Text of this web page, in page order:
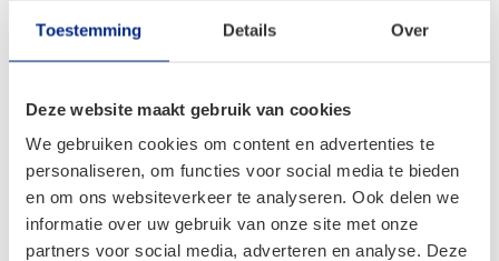
Toestemming Details Over
Deze website maakt gebruik van cookies
We gebruiken cookies om content en advertenties te
personaliseren, om functies voor social media te bieden
en om ons websiteverkeer te analyseren. Ook delen we
informatie over uw gebruik van onze site met onze
partners voor social media, adverteren en analyse. Deze
Bekijken >
Categorieën
Caravans